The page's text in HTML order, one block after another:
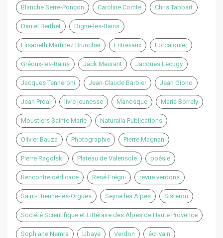
Blanche Serre-Ponçon Caroline Comte Chris Tabbart
Daniel Berthet Digne-les-Bains
Elisabeth Martinez Bruncher Entrevaux Forcalquier
Gréoux-les-Bains Jack Meurant Jacques Lecugy
Jacques Tenneroni Jean-Claude Barbier Jean Giono
Jean Proal livre jeunesse Manosque Maria Borrely
Moustiers Sainte Marie Naturalia Publications
Olivier Bauza Photographie Pierre Magnan
Pierre Ragolski Plateau de Valensole poésie
Rencontre dédicace René Frégni revue verdons
Saint-Etienne-les-Orgues Seyne les Alpes Sisteron
Société Scientifique et Littéraire des Alpes de Haute Provence
Sophiane Nemra Ubaye Verdon écrivain